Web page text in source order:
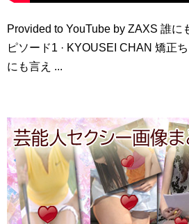
Provided to YouTube by ZAXS 誰に
ピソード1 · KYOUSEI CHAN 矯正
にも言え ...